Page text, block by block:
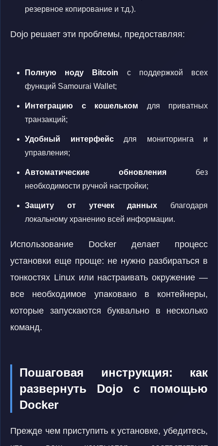
резервное копирование и т.д.).
Dojo решает эти проблемы, предоставляя:
Полную ноду Bitcoin с поддержкой всех
функций Samourai Wallet;
Интеграцию с кошельком для приватных
транзакций;
Удобный интерфейсдля мониторинга и
управления;
Автоматические обновления без
необходимости ручной настройки;
Защиту от утечек данных благодаря
локальному хранению всей информации.
Использование Docker делает процесс
установки еще проще: не нужно разбираться в
тонкостях Linux или настраивать окружение —
все необходимое упаковано в контейнеры,
которые запускаются буквально в несколько
команд.
Пошаговая инструкция: как
развернуть Dojo с помощью
Docker
Прежде чем приступить к установке, убедитесь,